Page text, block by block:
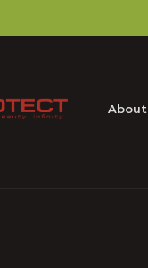
About